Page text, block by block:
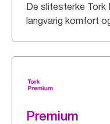
De slitesterke
langvarig komfort
Premium